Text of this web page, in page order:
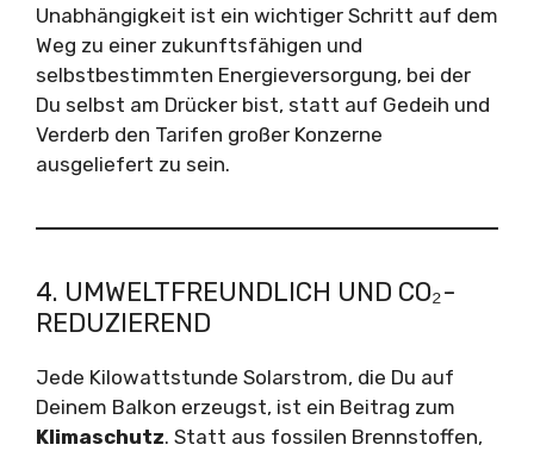
Unabhängigkeit ist ein wichtiger Schritt auf dem
Weg zu einer zukunftsfähigen und
selbstbestimmten Energieversorgung, bei der
Du selbst am Drücker bist, statt auf Gedeih und
Verderb den Tarifen großer Konzerne
ausgeliefert zu sein.
4. UMWELTFREUNDLICH UND CO₂-
REDUZIEREND
Jede Kilowattstunde Solarstrom, die Du auf
Deinem Balkon erzeugst, ist ein Beitrag zum
Klimaschutz. Statt aus fossilen Brennstoffen,